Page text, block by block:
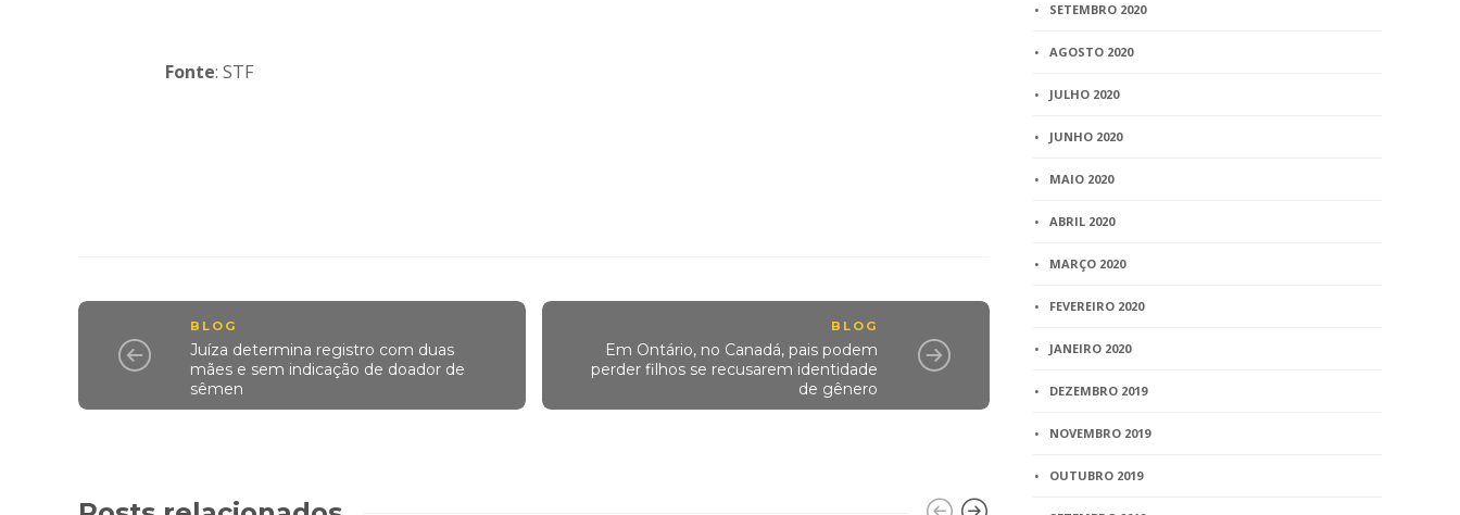
Fonte: STF
BLOG
Juíza determina registro com duas
mães e sem indicação de doador de
sêmen
BLOG
Em Ontário, no Canadá, pais podem
perder filhos se recusarem identidade
de gênero
SETEMBRO 2020
AGOSTO 2020
JULHO 2020
JUNHO 2020
MAIO 2020
ABRIL 2020
MARÇO 2020
FEVEREIRO 2020
JANEIRO 2020
DEZEMBRO 2019
NOVEMBRO 2019
OUTUBRO 2019